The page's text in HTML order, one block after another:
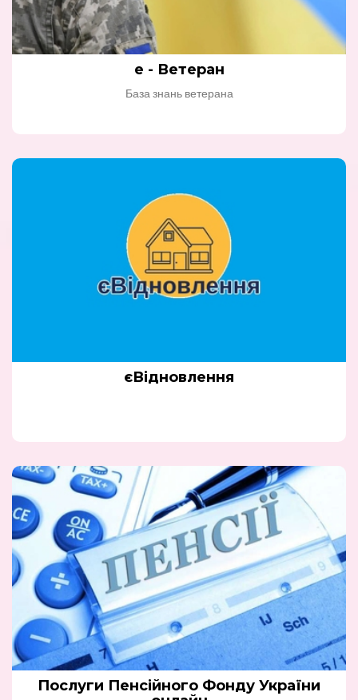
е - Ветеран
База знань ветерана
єВідновлення
Послуги Пенсійного Фонду України